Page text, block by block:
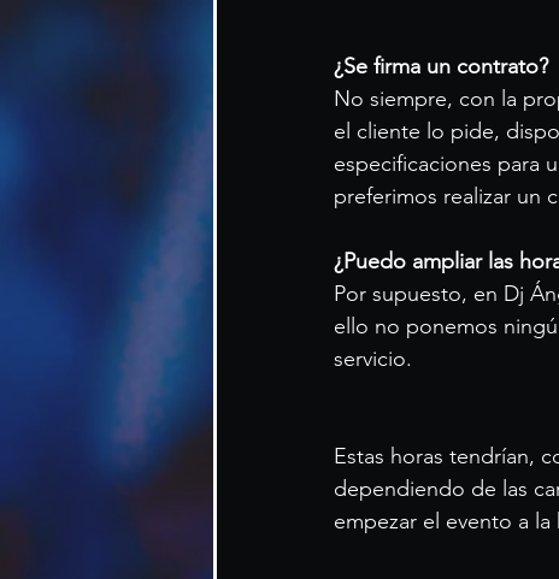
¿Se firma un contrato?
No siempre, con la
el cliente lo pide,
especificaciones para
preferimos realizar un
¿Puedo ampliar las
Por supuesto, en Dj
ello no ponemos
servicio.
Estas horas tendrían,
dependiendo de las
empezar el evento a